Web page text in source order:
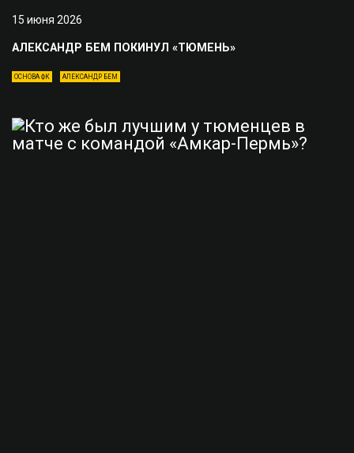
15 июня 2026
АЛЕКСАНДР БЕМ ПОКИНУЛ «ТЮМЕНЬ»
ОСНОВА ФК АЛЕКСАНДР БЕМ